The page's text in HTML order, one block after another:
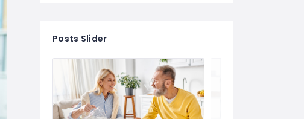
Posts Slider